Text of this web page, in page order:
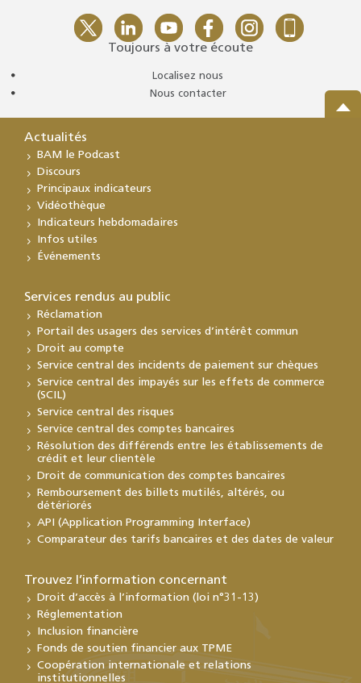
Toujours à votre écoute
Localisez nous
Nous contacter
Actualités
BAM le Podcast
Discours
Principaux indicateurs
Vidéothèque
Indicateurs hebdomadaires
Infos utiles
Événements
Services rendus au public
Réclamation
Portail des usagers des services d’intérêt commun
Droit au compte
Service central des incidents de paiement sur chèques
Service central des impayés sur les effets de commerce
(SCIL)
Service central des risques
Service central des comptes bancaires
Résolution des différends entre les établissements de
crédit et leur clientèle
Droit de communication des comptes bancaires
Remboursement des billets mutilés, altérés, ou
détériorés
API (Application Programming Interface)
Comparateur des tarifs bancaires et des dates de valeur
Trouvez l’information concernant
Droit d’accès à l’information (loi n°31-13)
Réglementation
Inclusion financière
Fonds de soutien financier aux TPME
Coopération internationale et relations
institutionnelles